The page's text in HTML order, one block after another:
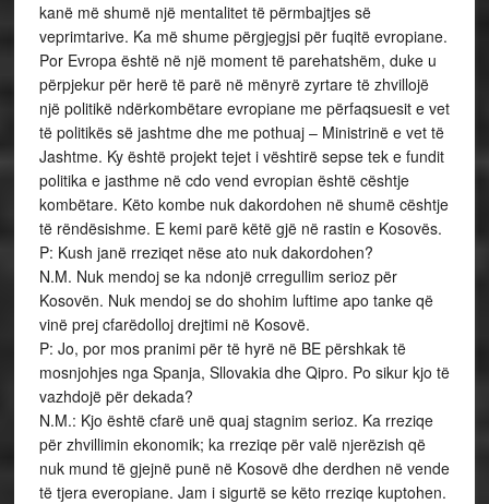
kanë më shumë një mentalitet të përmbajtjes së
veprimtarive. Ka më shume përgjegjsi për fuqitë evropiane.
Por Evropa është në një moment të parehatshëm, duke u
përpjekur për herë të parë në mënyrë zyrtare të zhvillojë
një politikë ndërkombëtare evropiane me përfaqsuesit e vet
të politikës së jashtme dhe me pothuaj – Ministrinë e vet të
Jashtme. Ky është projekt tejet i vështirë sepse tek e fundit
politika e jasthme në cdo vend evropian është cështje
kombëtare. Këto kombe nuk dakordohen në shumë cështje
të rëndësishme. E kemi parë këtë gjë në rastin e Kosovës.
P: Kush janë rreziqet nëse ato nuk dakordohen?
N.M. Nuk mendoj se ka ndonjë crregullim serioz për
Kosovën. Nuk mendoj se do shohim luftime apo tanke që
vinë prej cfarëdolloj drejtimi në Kosovë.
P: Jo, por mos pranimi për të hyrë në BE përshkak të
mosnjohjes nga Spanja, Sllovakia dhe Qipro. Po sikur kjo të
vazhdojë për dekada?
N.M.: Kjo është cfarë unë quaj stagnim serioz. Ka rreziqe
për zhvillimin ekonomik; ka rreziqe për valë njerëzish që
nuk mund të gjejnë punë në Kosovë dhe derdhen në vende
të tjera everopiane. Jam i sigurtë se këto rreziqe kuptohen.